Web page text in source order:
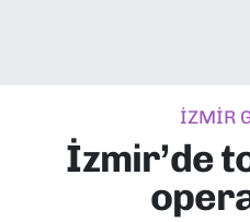
İZMİR
İzmir’de
EKONOMİ
Süper Lig Puan
Tüm Manşetler